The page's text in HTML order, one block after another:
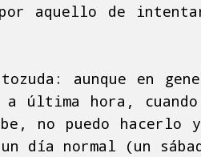
por aquello de
tozuda: aunque en
última hora,
no puedo hacerlo
día normal (un